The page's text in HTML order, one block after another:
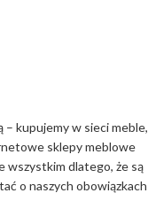
kupujemy w sieci meble,
sklepy meblowe
wszystkim dlatego, że są
o naszych obowiązkach